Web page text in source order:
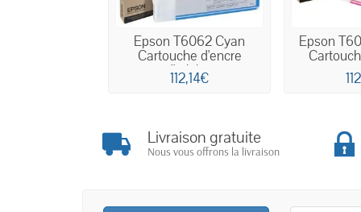
Epson T6062 Cyan
Cartouche d'encre
d'origine
112,14€
Epson
Livraison gratuite
Nous vous offrons la livraison